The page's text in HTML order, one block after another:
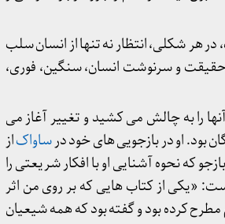
هر شکلی، انتظار نه تنها از انسان سلب
و سرنوشت انسان، سنگین، فوری،
را به چالش می کشید و تغییر آغاز می
بود. او در بازجویی های خود درساواکاز
1353 وی در پاسخ به سوال بازجو که نحوه آشنایی او با افکار شریعتی را
«یکی از کتاب هایی که بر روی من اثر
کرده بود و گفته بود که همه شیعیان